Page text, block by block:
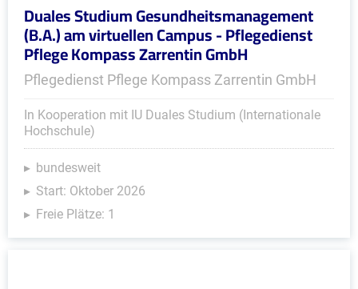
Duales Studium Gesundheitsmanagement
(B.A.) am virtuellen Campus - Pflegedienst
Pflege Kompass Zarrentin GmbH
Pflegedienst Pflege Kompass Zarrentin GmbH
In Kooperation mit IU Duales Studium (Internationale
Hochschule)
bundesweit
Start: Oktober 2026
Freie Plätze: 1